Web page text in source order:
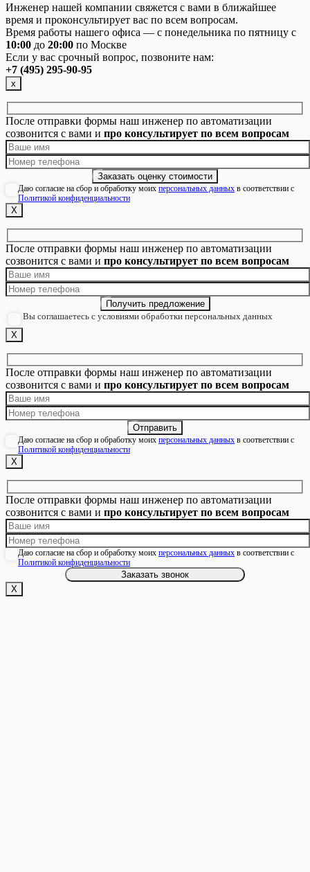
Инженер нашей компании свяжется с вами в ближайшее
время и проконсультирует вас по всем вопросам.
Время работы нашего офиса — с понедельника по пятницу с
10:00 до 20:00 по Москве
Если у вас срочный вопрос, позвоните нам:
+7 (495) 295-90-95
х
После отправки формы наш инженер по автоматизации
созвонится с вами и про консультирует по всем вопросам
Даю согласие на сбор и обработку моих персональных данных в соответствии с
Политикой конфиденциальности
Х
После отправки формы наш инженер по автоматизации
созвонится с вами и про консультирует по всем вопросам
Вы соглашаетесь с условиями обработки персональных данных
Х
После отправки формы наш инженер по автоматизации
созвонится с вами и про консультирует по всем вопросам
Даю согласие на сбор и обработку моих персональных данных в соответствии с
Политикой конфиденциальности
Х
После отправки формы наш инженер по автоматизации
созвонится с вами и про консультирует по всем вопросам
Даю согласие на сбор и обработку моих персональных данных в соответствии с
Политикой конфиденциальности
Х